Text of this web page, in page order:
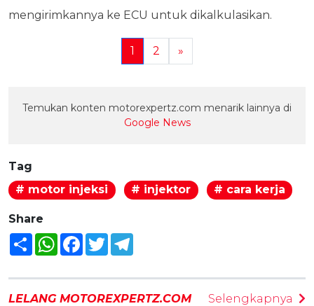
mengirimkannya ke ECU untuk dikalkulasikan.
1 2 »
Temukan konten motorexpertz.com menarik lainnya di
Google News
Tag
# motor injeksi
# injektor # cara kerja
Share
Share WhatsAppFacebook
Twitter
LELANG MOTOREXPERTZ.COM Selengkapnya